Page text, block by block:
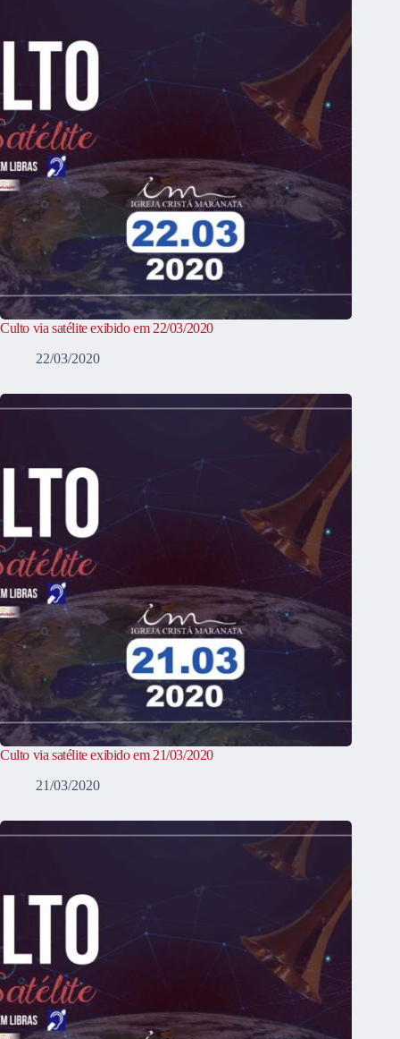
Culto via satélite exibido em 22/03/2020
22/03/2020
Culto via satélite exibido em 21/03/2020
21/03/2020